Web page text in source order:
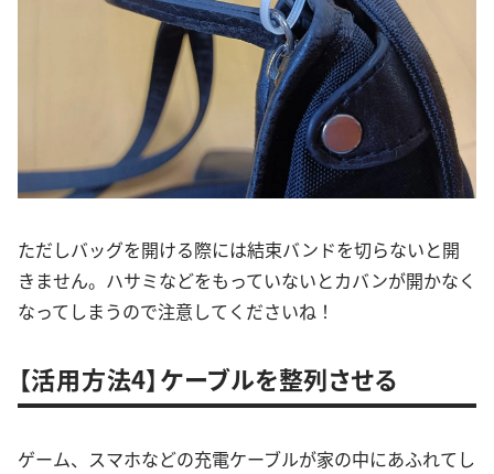
ただしバッグを開ける際には結束バンドを切らないと開
きません。ハサミなどをもっていないとカバンが開かなく
なってしまうので注意してくださいね！
【活用方法4】ケーブルを整列させる
ゲーム、スマホなどの充電ケーブルが家の中にあふれてし